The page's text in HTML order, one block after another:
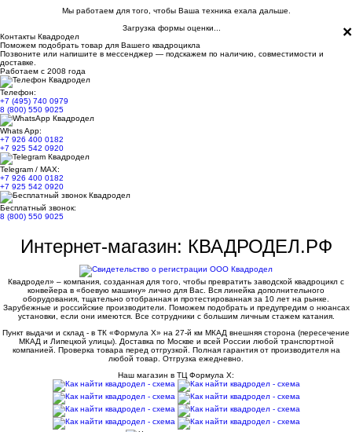
Мы работаем для того, чтобы Ваша техника ехала дальше.
×
Загрузка формы оценки...
Контакты Квадродел
Поможем подобрать товар для Вашего квадроцикла
Позвоните или напишите в мессенджер — подскажем по наличию, совместимости и
доставке.
Работаем с 2008 года
Телефон:
+7 (495) 740 0979
8 (800) 550 9025
Whats App:
+7 926 400 0182
+7 925 542 0920
Telegram / MAX:
+7 926 400 0182
+7 925 542 0920
Бесплатный звонок:
8 (800) 550 9025
Интернет-магазин: КВАДРОДЕЛ.РФ
Квадродел» – компания, созданная для того, чтобы превратить заводской квадроцикл с
конвейера в «боевую машину» лично для Вас. Вся линейка дополнительного
оборудования, тщательно отобранная и протестированная за 10 лет на рынке.
Зарубежные и российские производители. Поможем подобрать и предупредим о нюансах
установки, если они имеются. Все сотрудники с большим личным стажем катания.
Пункт выдачи и склад - в ТК «Формула X» на 27-й км МКАД внешняя сторона (пересечение
МКАД и Липецкой улицы). Доставка по Москве и всей России любой транспортной
компанией. Проверка товара перед отгрузкой. Полная гарантия от производителя на
любой товар. Отгрузка ежедневно.
Наш магазин в ТЦ Формула Х: